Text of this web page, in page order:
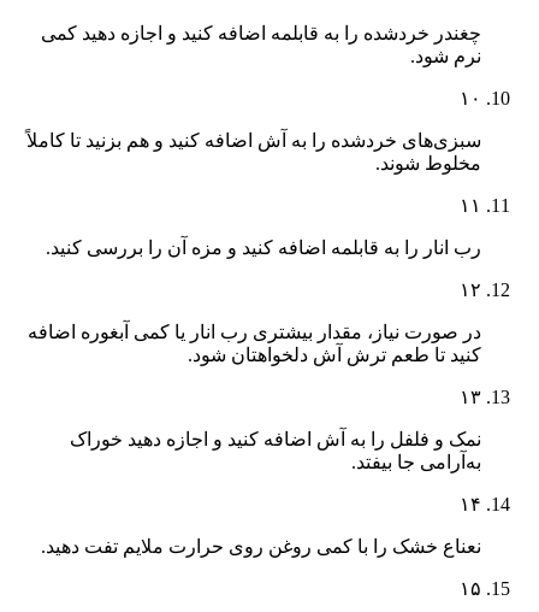
چغندر خردشده را به قابلمه اضافه کنید و اجازه دهید کمی
نرم شود.
سبزی‌های خردشده را به آش اضافه کنید و هم بزنید تا کاملاً
مخلوط شوند.
رب انار را به قابلمه اضافه کنید و مزه آن را بررسی کنید.
در صورت نیاز، مقدار بیشتری رب انار یا کمی آبغوره اضافه
کنید تا طعم ترش آش دلخواهتان شود.
نمک و فلفل را به آش اضافه کنید و اجازه دهید خوراک
به‌آرامی جا بیفتد.
نعناع خشک را با کمی روغن روی حرارت ملایم تفت دهید.